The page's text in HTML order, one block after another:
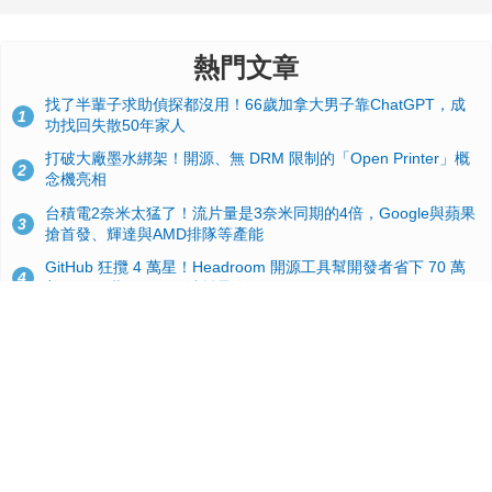
熱門文章
1
找了半輩子求助偵探都沒用！66歲加拿大男子靠ChatGPT，成
功找回失散50年家人
2
打破大廠墨水綁架！開源、無 DRM 限制的「Open Printer」概
念機亮相
3
台積電2奈米太猛了！流片量是3奈米同期的4倍，Google與蘋果
搶首發、輝達與AMD排隊等產能
4
GitHub 狂攬 4 萬星！Headroom 開源工具幫開發者省下 70 萬